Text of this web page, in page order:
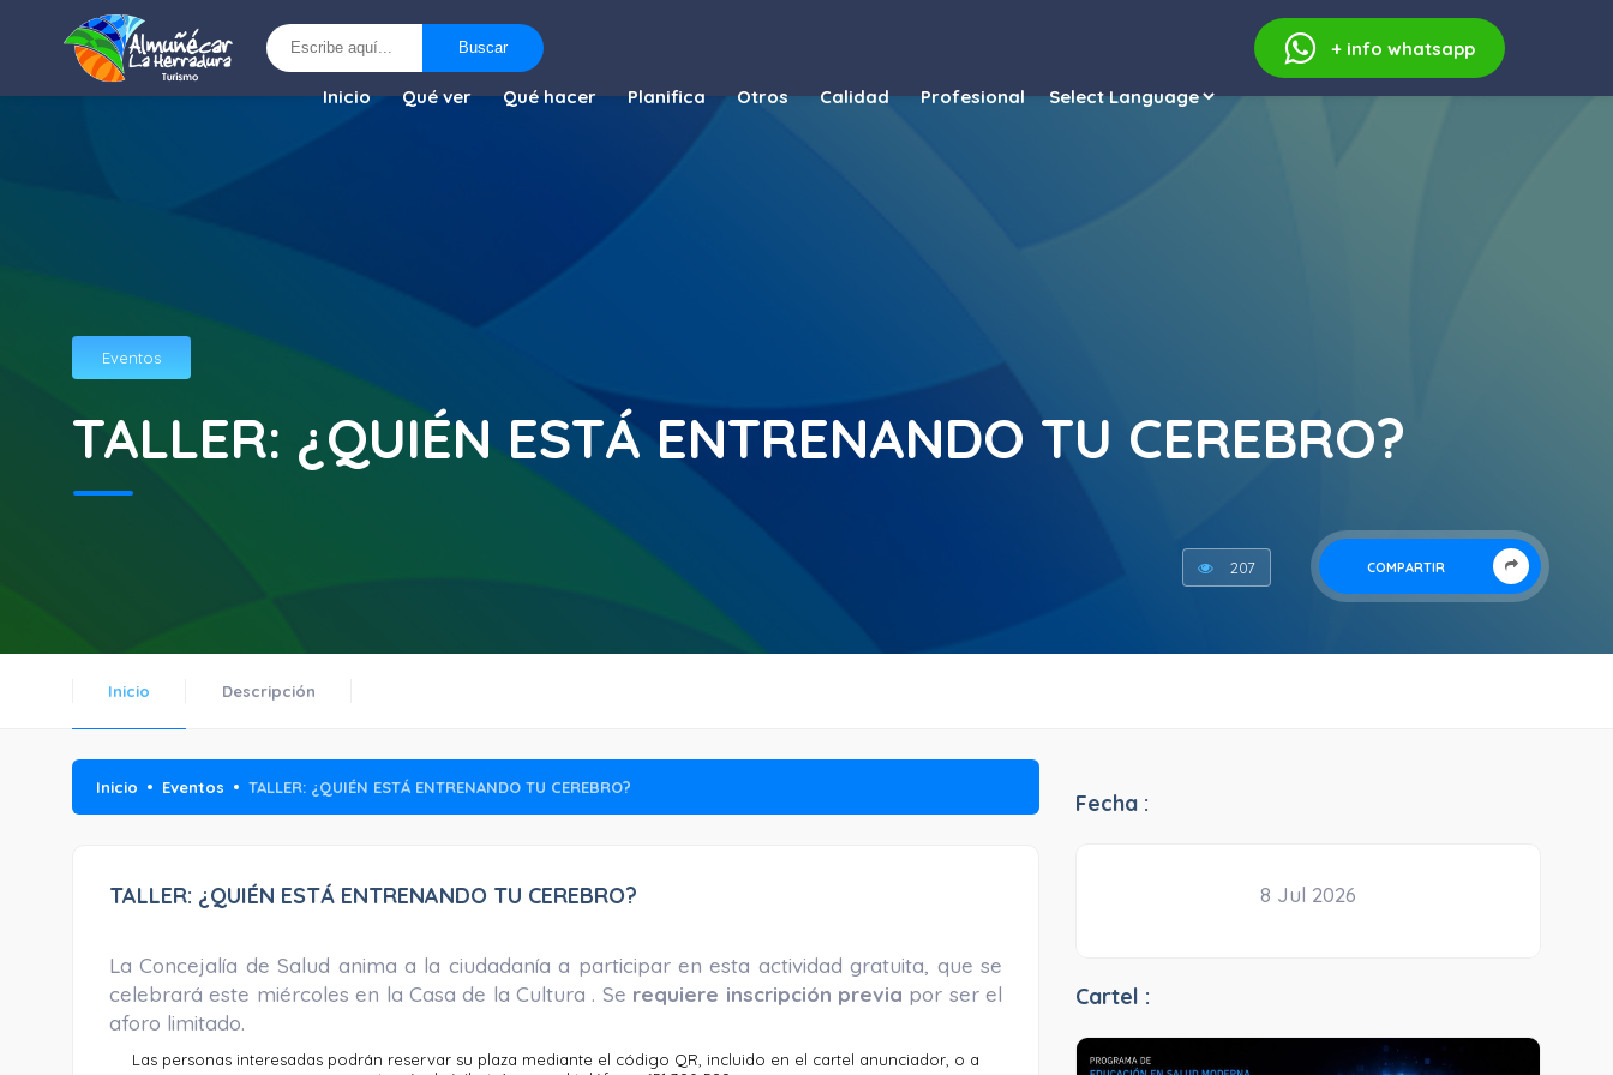
Buscar + info whatsapp
Inicio Qué ver Qué hacer Planifica Otros Calidad Profesional
Eventos
TALLER: ¿QUIÉN ESTÁ ENTRENANDO TU CEREBRO?
COMPARTIR
207
Inicio Descripción
Inicio Eventos TALLER: ¿QUIÉN ESTÁ ENTRENANDO TU CEREBRO?
TALLER: ¿QUIÉN ESTÁ ENTRENANDO TU CEREBRO?
La Concejalía de Salud anima a la ciudadanía a participar en esta actividad gratuita, que se
celebrará este miércoles en la Casa de la Cultura . Se requiere inscripción previa por ser el
aforo limitado.
Las personas interesadas podrán reservar su plaza mediante el código QR, incluido en el cartel anunciador, o a
Fecha :
8 Jul 2026
Cartel :